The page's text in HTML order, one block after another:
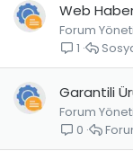
Web
Forum
1
Garantili
Forum
0